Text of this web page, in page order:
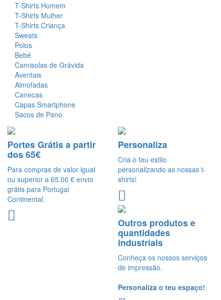
T-Shirts Homem
T-Shirts Mulher
T-Shirts Criança
Sweats
Polos
Bebé
Camisolas de Grávida
Aventais
Almofadas
Canecas
Capas Smartphone
Sacos de Pano
Portes Grátis a partir
dos 65€
Para compras de valor igual
ou superior a 65,00 € envio
grátis para Portugal
Continental.
Personaliza
Cria o teu estilo
personalizando as nossas t-
shirts!
Outros produtos e
quantidades
industriais
Conheça os nossos serviços
de impressão.
Personaliza o teu espaço!